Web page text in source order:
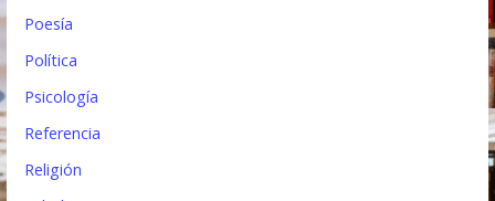
Poesía
Política
Psicología
Referencia
Religión